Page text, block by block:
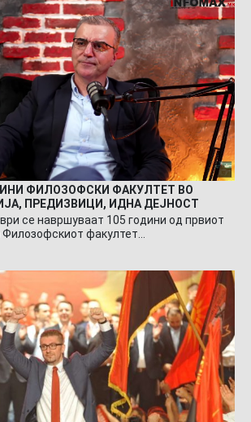
ФИЛОЗОФСКИ ФАКУЛТЕТ ВО
ПРЕДИЗВИЦИ, ИДНА ДЕЈНОСТ
се навршуваат 105 години од првиот
факултет…